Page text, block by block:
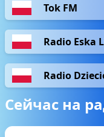
Tok FM
Radio Eska
Radio
Сейчас на